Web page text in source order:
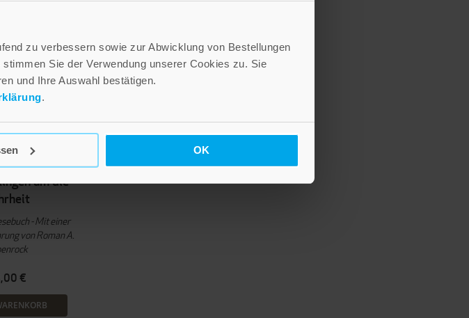
zu verbessern sowie zur Abwicklung von Bestellungen
Sie der Verwendung unserer Cookies zu. Sie
und Ihre Auswahl bestätigen.
.
OK
Biemer
Siebenrock
um die
- Mit einer
von Roman A.
€